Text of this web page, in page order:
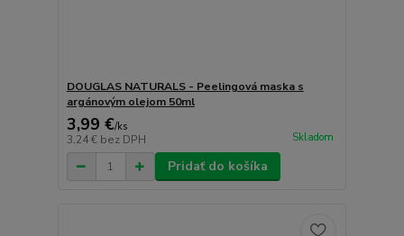
DOUGLAS NATURALS - Peelingová maska s
argánovým olejom 50ml
3,99 €/ks
3,24 € bez DPH Skladom
Pridať do košíka